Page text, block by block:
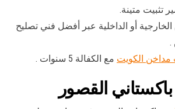
تثبيت متينة.
أو الداخلية عبر أفضل فني تصليح
.
مداخن الكويت مع الكفالة 5 سنوات .
القصور